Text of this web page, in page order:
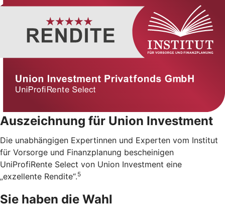
Auszeichnung für Union Investment
Die unabhängigen Expertinnen und Experten vom Institut
für Vorsorge und Finanzplanung bescheinigen
UniProfiRente Select von Union Investment eine
„exzellente Rendite“.5
Sie haben die Wahl